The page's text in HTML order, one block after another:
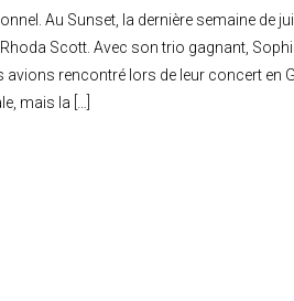
Au Sunset, la dernière semaine de
Scott. Avec son trio gagnant,
rencontré lors de leur concert en
mais la […]